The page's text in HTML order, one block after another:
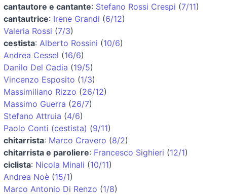
cantautore e cantante: Stefano Rossi Crespi (7/11)
cantautrice: Irene Grandi (6/12)
Valeria Rossi (7/3)
cestista: Alberto Rossini (10/6)
Andrea Cessel (16/6)
Danilo Del Cadia (19/5)
Vincenzo Esposito (1/3)
Massimiliano Rizzo (26/12)
Massimo Guerra (26/7)
Stefano Attruia (4/6)
Paolo Conti (cestista) (9/11)
chitarrista: Marco Cravero (8/2)
chitarrista e paroliere: Francesco Sighieri (12/1)
ciclista: Nicola Minali (10/11)
Andrea Noè (15/1)
Marco Antonio Di Renzo (1/8)